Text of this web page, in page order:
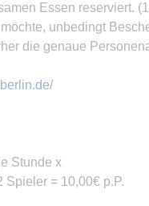
Essen reserviert.
unbedingt
die genaue
Stunde x
Spieler = 10,00€ p.P.